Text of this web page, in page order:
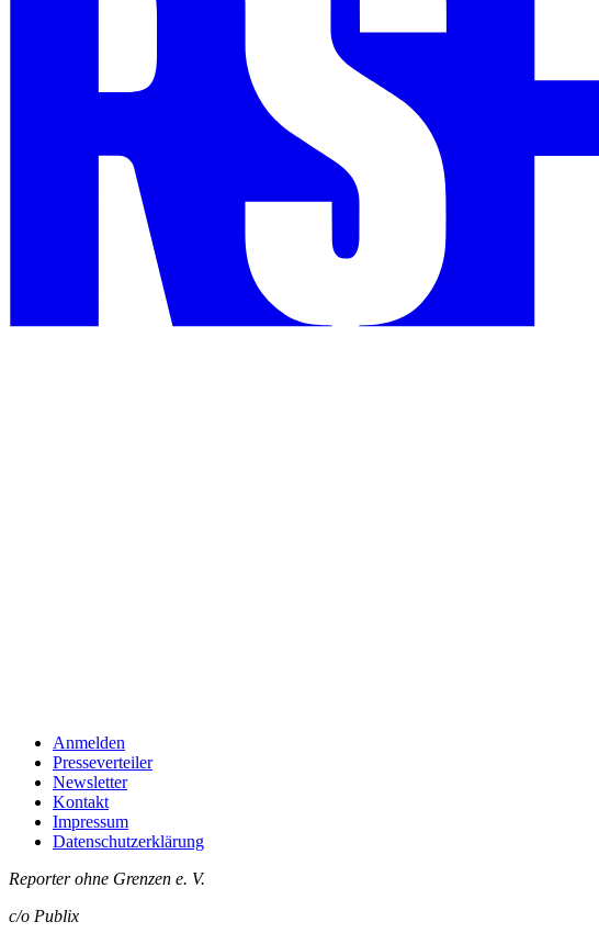
Anmelden
Presseverteiler
Newsletter
Kontakt
Impressum
Datenschutzerklärung
Reporter ohne Grenzen e. V.
c/o Publix